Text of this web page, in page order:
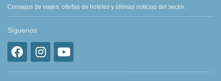
Consejos de viajes, ofertas de hoteles y últimas noticias del sector.
Síguenos